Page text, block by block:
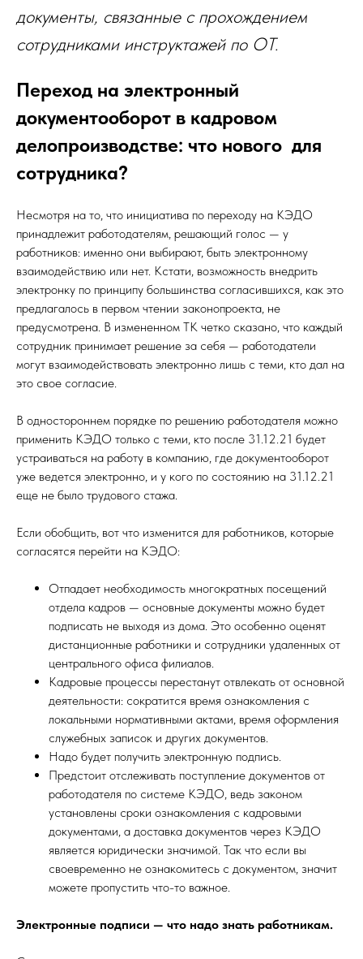
документы, связанные с прохождением
сотрудниками инструктажей по ОТ.
Переход на электронный
документооборот в кадровом
делопроизводстве: что нового для
сотрудника?
Несмотря на то, что инициатива по переходу на КЭДО
принадлежит работодателям, решающий голос — у
работников: именно они выбирают, быть электронному
взаимодействию или нет. Кстати, возможность внедрить
электронку по принципу большинства согласившихся, как это
предлагалось в первом чтении законопроекта, не
предусмотрена. В измененном ТК четко сказано, что каждый
сотрудник принимает решение за себя — работодатели
могут взаимодействовать электронно лишь с теми, кто дал на
это свое согласие.
В одностороннем порядке по решению работодателя можно
применить КЭДО только с теми, кто после 31.12.21 будет
устраиваться на работу в компанию, где документооборот
уже ведется электронно, и у кого по состоянию на 31.12.21
еще не было трудового стажа.
Если обобщить, вот что изменится для работников, которые
согласятся перейти на КЭДО:
Отпадает необходимость многократных посещений
отдела кадров — основные документы можно будет
подписать не выходя из дома. Это особенно оценят
дистанционные работники и сотрудники удаленных от
центрального офиса филиалов.
Кадровые процессы перестанут отвлекать от основной
деятельности: сократится время ознакомления с
локальными нормативными актами, время оформления
служебных записок и других документов.
Надо будет получить электронную подпись.
Предстоит отслеживать поступление документов от
работодателя по системе КЭДО, ведь законом
установлены сроки ознакомления с кадровыми
документами, а доставка документов через КЭДО
является юридически значимой. Так что если вы
своевременно не ознакомитесь с документом, значит
можете пропустить что-то важное.
Электронные подписи — что надо знать работникам.